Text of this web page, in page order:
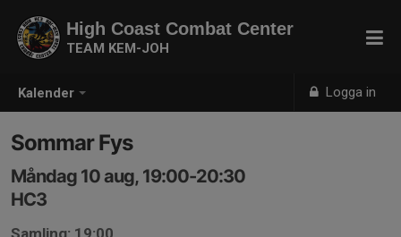
Kalender Logga in
High Coast Combat Center
TEAM KEM-JOH
Sommar Fys
Måndag 10 aug, 19:00-20:30
HC3
Samling: 19:00